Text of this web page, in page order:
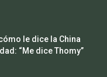
le dice la China
“Me dice Thomy”